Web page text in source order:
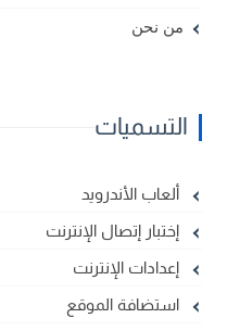
من نحن
التسميات
ألعاب الأندرويد
إختبار إتصال الإنترنت
إعدادات الإنترنت
استضافة الموقع